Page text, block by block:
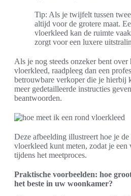
Tip: Als je twijfelt tussen
altijd voor de grotere maat.
vloerkleed kan de ruimte
zorgt voor een luxere
Als je nog steeds onzeker bent over
vloerkleed, raadpleeg dan een
betrouwbare verkoper die je hierbij
meer gedetailleerde instructies
beantwoorden.
Deze afbeelding illustreert hoe je
vloerkleed kunt meten, zodat je een
tijdens het meetproces.
Praktische voorbeelden: hoe
het beste in uw woonkamer?